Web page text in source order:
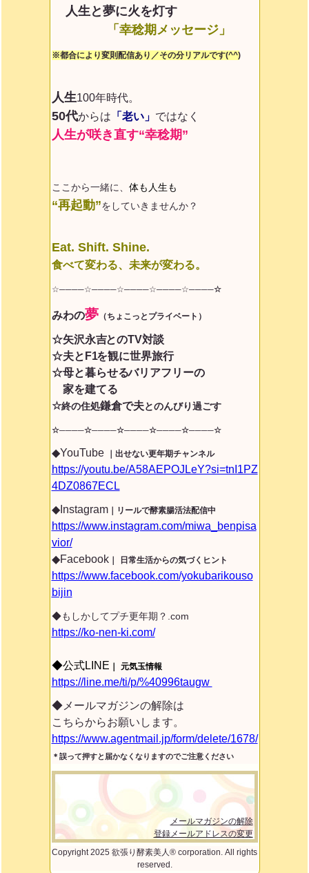
人生と夢に火を灯す
「幸稔期メッセージ」
※都合により変則配信あり／その分リアルです(^^)
人生100年時代。
50代からは 「老い」 ではなく
人生が咲き直す“幸稔期”
ここから一緒に、 体も人生も
“再起動”をしていきませんか？
Eat. Shift. Shine.
食べて変わる、未来が変わる。
☆────☆────☆────☆────☆────☆
みわの夢（ちょこっとプライベート）
☆矢沢永吉とのTV対談
☆夫とF1を観に世界旅行
☆母と暮らせるバリアフリーの
家を建てる
☆終の住処鎌倉で夫とのんびり過ごす
☆────☆────☆────☆────☆────☆
◆YouTube ｜出せない更年期チャンネル
https://youtu.be/A58AEPOJLeY?si=tnI1PZ
4DZ0867ECL
◆Instagram｜リールで酵素腸活法配信中
https://www.instagram.com/miwa_benpisa
vior/
◆Facebook｜ 日常生活からの気づくヒント
https://www.facebook.com/yokubarikouso
bijin
◆もしかしてプチ更年期？.com
https://ko-nen-ki.com/
◆公式LINE ｜ 元気玉情報
https://line.me/ti/p/%40996taugw
◆メールマガジンの解除は
こちらからお願いします。
https://www.agentmail.jp/form/delete/1678/
＊誤って押すと届かなくなりますのでご注意ください
メールマガジンの解除
登録メールアドレスの変更
Copyright 2025 欲張り酵素美人® corporation. All rights
reserved.